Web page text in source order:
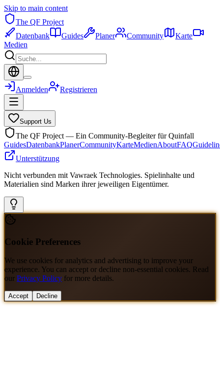
Skip to main content
The QF Project
Datenbank
Guides Planer Community
Karte
Medien
Anmelden Registrieren
Support Us
The QF Project — Ein Community-Begleiter für Quinfall
GuidesDatenbankPlanerCommunityKarteMedienAboutFAQ
Unterstützung
Nicht verbunden mit Vawraek Technologies. Spielinhalte und
Materialien sind Marken ihrer jeweiligen Eigentümer.
Cookie Preferences
We use cookies for analytics and advertising to improve your
experience. You can accept or decline non-essential cookies. Read
our Privacy Policy for more details.
Accept Decline